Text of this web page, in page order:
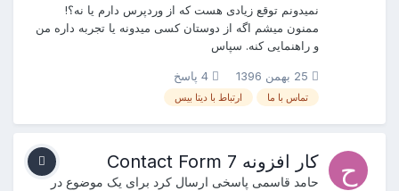
نمیدونم توقع زیادی هست که از وردپرس دارم یا نه؟!
ممنون میشم اگه از دوستان کسی میدونه یا تجربه داره من
و راهنمایی کنه. سپاس
25 بهمن 1396
تماس با ما ارتباط با دیتا بیس
کار افزونه Contact Form 7
حامد قاسمی پاسخی ارسال کرد برای یک موضوع در